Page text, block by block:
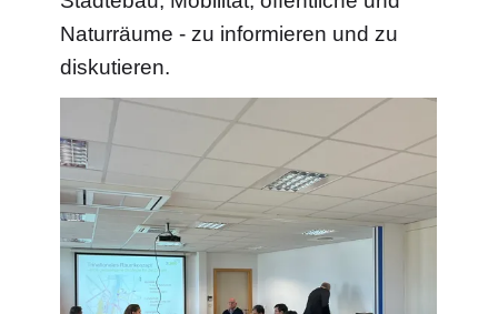
Naturräume - zu informieren und zu
diskutieren.